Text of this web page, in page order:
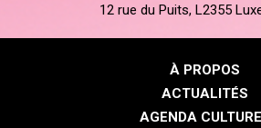
12 rue du Puits, L2355
À PROPOS
ACTUALITÉS
AGENDA